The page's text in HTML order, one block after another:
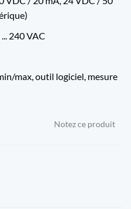
240 VAC
max, outil logiciel, mesure
Notez ce produit